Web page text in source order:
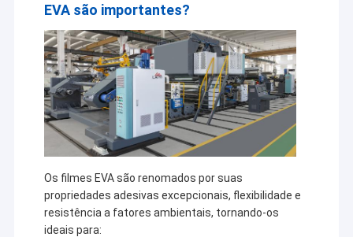
EVA são importantes?
Os filmes EVA são renomados por suas
propriedades adesivas excepcionais, flexibilidade e
resistência a fatores ambientais, tornando-os
ideais para: